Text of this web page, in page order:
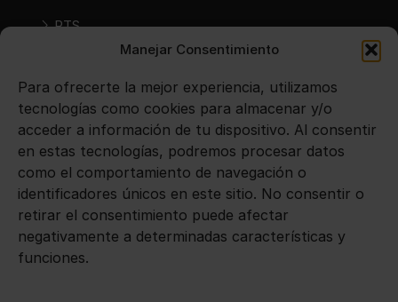
Manejar Consentimiento
Para ofrecerte la mejor experiencia, utilizamos
tecnologías como cookies para almacenar y/o
acceder a información de tu dispositivo. Al consentir
en estas tecnologías, podremos procesar datos
como el comportamiento de navegación o
identificadores únicos en este sitio. No consentir o
retirar el consentimiento puede afectar
negativamente a determinadas características y
funciones.
RTS
VINOS
Avisos legales
Aviso legal
Política de privacidad